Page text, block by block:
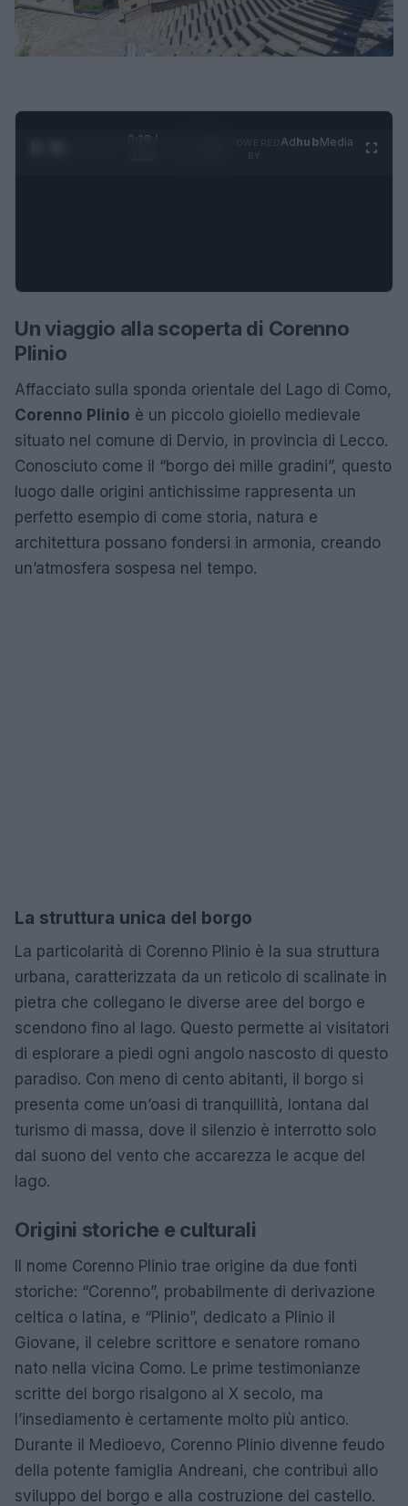
0:29 /
AdhubMedia
Un viaggio alla scoperta di Corenno
Plinio
Affacciato sulla sponda orientale del Lago di Como,
Corenno Plinio è un piccolo gioiello medievale
situato nel comune di Dervio, in provincia di Lecco.
Conosciuto come il “borgo dei mille gradini”, questo
luogo dalle origini antichissime rappresenta un
perfetto esempio di come storia, natura e
architettura possano fondersi in armonia, creando
un’atmosfera sospesa nel tempo.
La struttura unica del borgo
La particolarità di Corenno Plinio è la sua struttura
urbana, caratterizzata da un reticolo di scalinate in
pietra che collegano le diverse aree del borgo e
scendono fino al lago. Questo permette ai visitatori
di esplorare a piedi ogni angolo nascosto di questo
paradiso. Con meno di cento abitanti, il borgo si
presenta come un’oasi di tranquillità, lontana dal
turismo di massa, dove il silenzio è interrotto solo
dal suono del vento che accarezza le acque del
lago.
Origini storiche e culturali
Il nome Corenno Plinio trae origine da due fonti
storiche: “Corenno”, probabilmente di derivazione
celtica o latina, e “Plinio”, dedicato a Plinio il
Giovane, il celebre scrittore e senatore romano
nato nella vicina Como. Le prime testimonianze
scritte del borgo risalgono al X secolo, ma
l’insediamento è certamente molto più antico.
Durante il Medioevo, Corenno Plinio divenne feudo
della potente famiglia Andreani, che contribuì allo
sviluppo del borgo e alla costruzione del castello.